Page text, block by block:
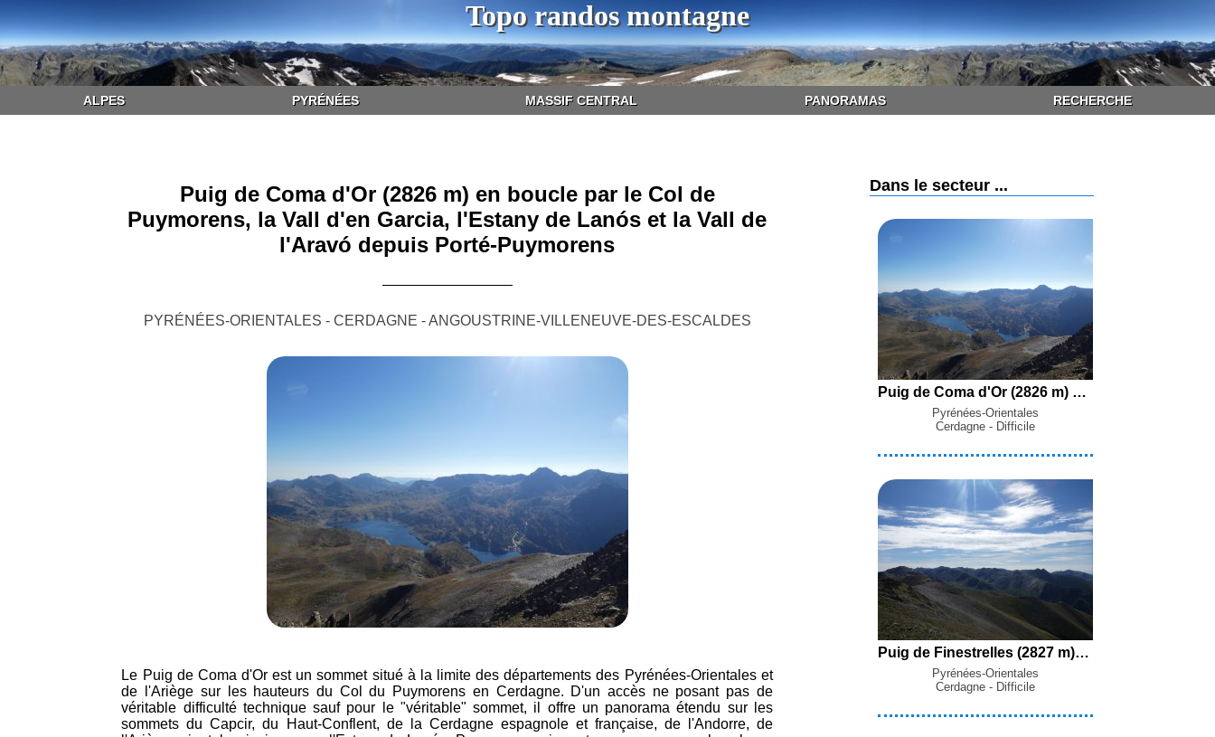
Topo randos montagne
ALPES PYRÉNÉES MASSIF CENTRAL PANORAMAS RECHERCHE
Puig de Coma d'Or (2826 m) en boucle par le Col de
Puymorens, la Vall d'en Garcia, l'Estany de Lanós et la Vall de
l'Aravó depuis Porté-Puymorens
PYRÉNÉES-ORIENTALES - CERDAGNE - ANGOUSTRINE-VILLENEUVE-DES-ESCALDES
Le Puig de Coma d'Or est un sommet situé à la limite des départements des Pyrénées-Orientales et
de l'Ariège sur les hauteurs du Col du Puymorens en Cerdagne. D'un accès ne posant pas de
véritable difficulté technique sauf pour le "véritable" sommet, il offre un panorama étendu sur les
sommets du Capcir, du Haut-Conflent, de la Cerdagne espagnole et française, de l'Andorre, de
Dans le secteur ...
Puig de Coma d'Or (2826 m) en boucle par le Col de Puymorens, la Vall d'en Garcia, l'Estany de Lanós et la Vall de l'Aravó depuis Porté-Puymorens
Pyrénées-Orientales
Cerdagne - Difficile
Puig de Finestrelles (2827 m), Pic de Núria (2794 m) et Puig del Coll de Finestrelles (2744 m) en boucle par le Port de Llo, la Vall d'Eina, le Coll de Finestrelles et les Gorges del Segre depuis Llo
Pyrénées-Orientales
Cerdagne - Difficile